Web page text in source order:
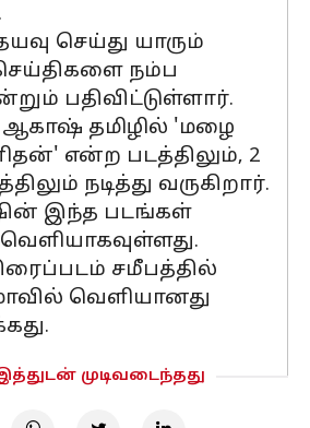
செய்து யாரும்
நம்ப
பதிவிட்டுள்ளார்.
ஆகாஷ் தமிழில் 'மழை
என்ற படத்திலும், 2
நடித்து வருகிறார்.
இந்த படங்கள்
வெளியாகவுள்ளது.
சமீபத்தில்
வெளியானது
முடிவடைந்தது